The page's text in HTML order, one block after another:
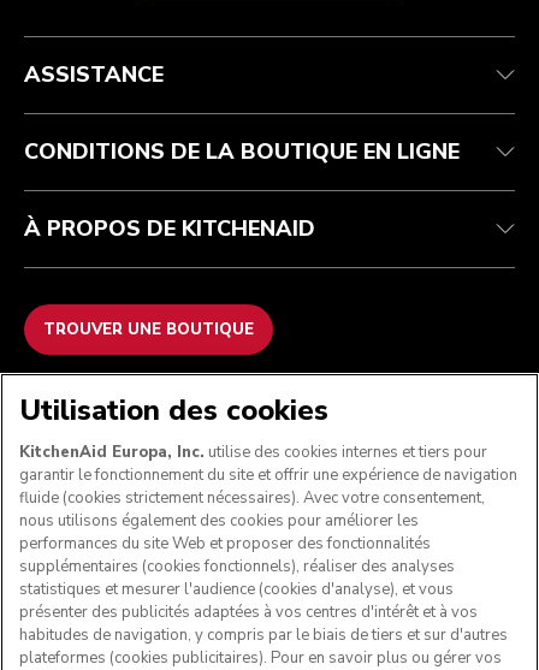
Health Check
Suivez votre commande
Garantie et documents
FAQ
Conditions générales de vente
Retours et remboursements
Imprint
ODR
La marque
Trouver une boutique
ASSISTANCE
CONDITIONS DE LA BOUTIQUE EN LIGNE
À PROPOS DE KITCHENAID
TROUVER UNE BOUTIQUE
NOUS ACCEPTONS
SUIVEZ-NOUS
Utilisation des cookies
KitchenAid Europa, Inc. utilise des cookies internes et tiers pour
garantir le fonctionnement du site et offrir une expérience de navigation
fluide (cookies strictement nécessaires). Avec votre consentement,
nous utilisons également des cookies pour améliorer les
performances du site Web et proposer des fonctionnalités
supplémentaires (cookies fonctionnels), réaliser des analyses
statistiques et mesurer l'audience (cookies d'analyse), et vous
présenter des publicités adaptées à vos centres d'intérêt et à vos
habitudes de navigation, y compris par le biais de tiers et sur d'autres
plateformes (cookies publicitaires). Pour en savoir plus ou gérer vos